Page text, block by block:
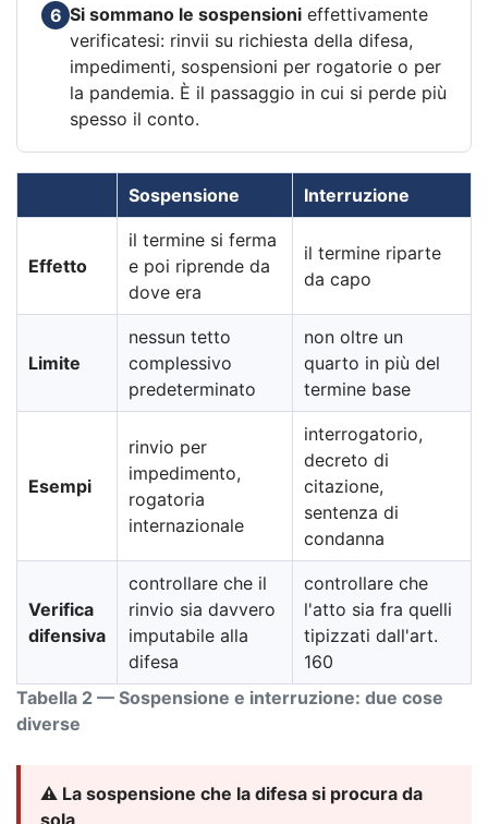
6 Si sommano le sospensioni effettivamente
verificatesi: rinvii su richiesta della difesa,
impedimenti, sospensioni per rogatorie o per
la pandemia. È il passaggio in cui si perde più
spesso il conto.
Tabella 2 — Sospensione e interruzione: due cose
diverse
Sospensione Interruzione
Effetto
il termine si ferma
e poi riprende da
dove era
il termine riparte
da capo
Limite
nessun tetto
complessivo
predeterminato
non oltre un
quarto in più del
termine base
Esempi
rinvio per
impedimento,
rogatoria
internazionale
interrogatorio,
decreto di
citazione,
sentenza di
condanna
Verifica
difensiva
controllare che il
rinvio sia davvero
imputabile alla
difesa
controllare che
l'atto sia fra quelli
tipizzati dall'art.
160
⚠️ La sospensione che la difesa si procura da
sola